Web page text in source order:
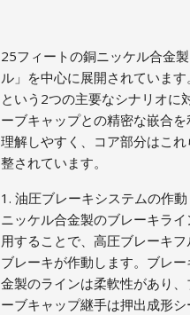
25フィートの銅ニッケル合金
ル」を中心に展開されていま
という2つの主要なシナリオに
ーブキャップとの精密な嵌合
理解しやすく、コア部分はこ
整されています。
1. 油圧ブレーキシステムの作
ニッケル合金製のブレーキラ
用することで、高圧ブレーキ
ブレーキが作動します。ブレ
金製のラインは柔軟性があり
ーブキャップ継手は押出成形